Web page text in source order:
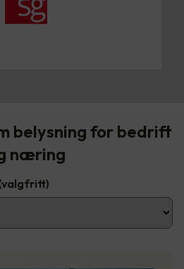
belysning for bedrift
næring